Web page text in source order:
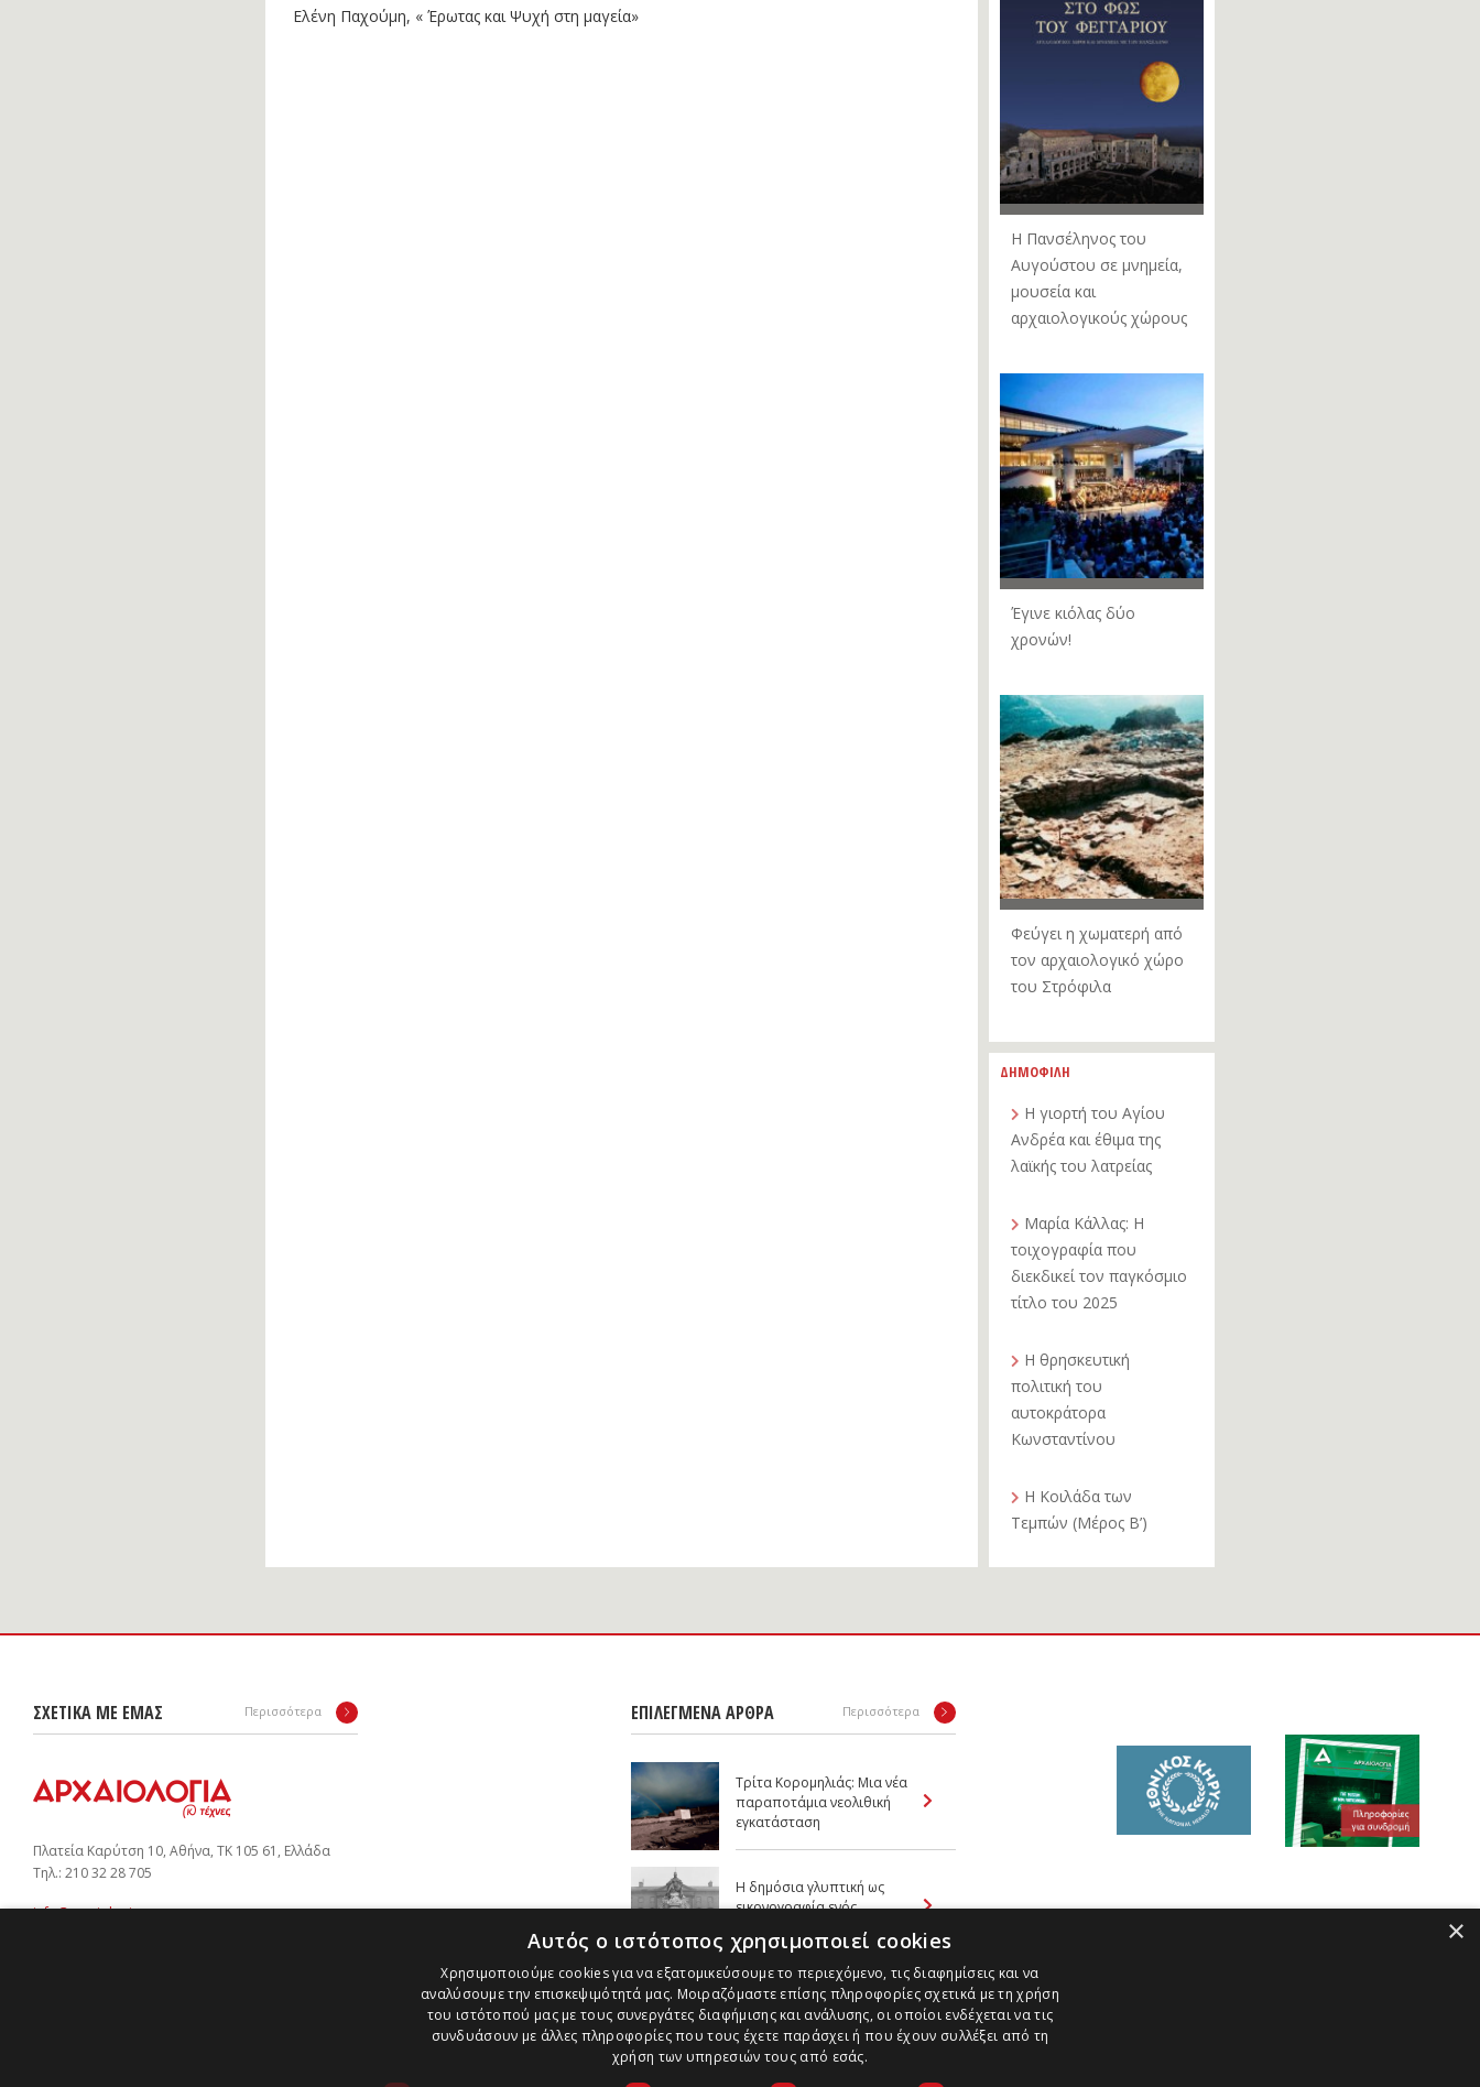
Ελένη Παχούμη, « Έρωτας και Ψυχή στη μαγεία»
Η Πανσέληνος του
Αυγούστου σε μνημεία,
μουσεία και
αρχαιολογικούς χώρους
Έγινε κιόλας δύο
χρονών!
Φεύγει η χωματερή από
τον αρχαιολογικό χώρο
του Στρόφιλα
ΔΗΜΟΦΙΛΗ
Η γιορτή του Αγίου
Ανδρέα και έθιμα της
λαϊκής του λατρείας
Μαρία Κάλλας: Η
τοιχογραφία που
διεκδικεί τον παγκόσμιο
τίτλο του 2025
Η θρησκευτική
πολιτική του
αυτοκράτορα
Κωνσταντίνου
Η Κοιλάδα των
Τεμπών (Μέρος Β’)
ΣΧΕΤΙΚΑ ΜΕ ΕΜΑΣ Περισσότερα
Πλατεία Καρύτση 10, Αθήνα, ΤΚ 105 61, Ελλάδα
Tηλ.: 210 32 28 705
info@arxaiologia.gr
ΕΠΙΛΕΓΜΕΝΑ ΑΡΘΡΑ Περισσότερα
Τρίτα Κορομηλιάς: Μια νέα
παραποτάμια νεολιθική
εγκατάσταση
Η δημόσια γλυπτική ως
εικονογραφία ενός
O χρωματικός διάκοσμος
της Οικίας Ροδάκη στον
Μεσαγρό Αίγινας
×
Αυτός ο ιστότοπος χρησιμοποιεί cookies
Χρησιμοποιούμε cookies για να εξατομικεύσουμε το περιεχόμενο, τις διαφημίσεις και να
αναλύσουμε την επισκεψιμότητά μας. Μοιραζόμαστε επίσης πληροφορίες σχετικά με τη χρήση
του ιστότοπού μας με τους συνεργάτες διαφήμισης και ανάλυσης, οι οποίοι ενδέχεται να τις
συνδυάσουν με άλλες πληροφορίες που τους έχετε παράσχει ή που έχουν συλλέξει από τη
χρήση των υπηρεσιών τους από εσάς.